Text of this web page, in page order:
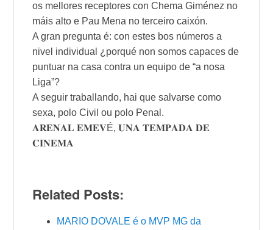
os mellores receptores con Chema Giménez no
máis alto e Pau Mena no terceiro caixón.
A gran pregunta é: con estes bos números a
nivel individual ¿porqué non somos capaces de
puntuar na casa contra un equipo de “a nosa
Liga”?
A seguir traballando, hai que salvarse como
sexa, polo Civil ou polo Penal.
𝐀𝐑𝐄𝐍𝐀𝐋 𝐄𝐌𝐄𝐕É, 𝐔𝐍𝐀 𝐓𝐄𝐌𝐏𝐀𝐃𝐀 𝐃𝐄
𝐂𝐈𝐍𝐄𝐌𝐀
Related Posts:
MARIO DOVALE é o MVP MG da